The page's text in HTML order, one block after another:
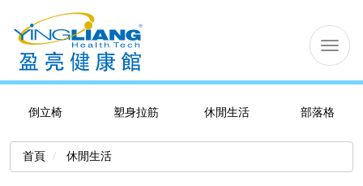
切
换
导
倒立椅
塑身拉筋 休閒生活 部落格
首頁 休閒生活